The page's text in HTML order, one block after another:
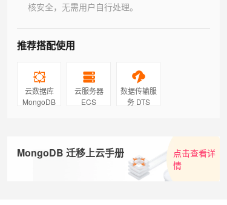
核安全，无需用户自行处理。
推荐搭配使用
云数据库
MongoDB
云服务器
ECS
数据传输服
务 DTS
MongoDB 迁移上云手册
点击查看详
情